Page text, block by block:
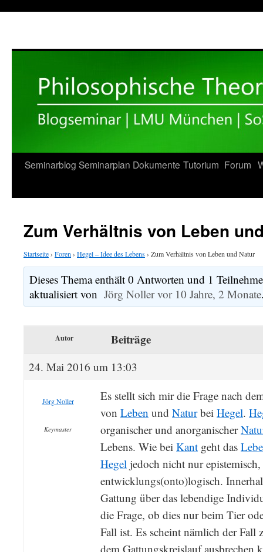
Zum
Seminarblog Seminarplan Dokumente Tutorium Forum
Zum Verhältnis von Leben
Startseite› Foren › Hegel – Idee des Lebens› Zum Verhältnis von Leben und Natur
Dieses Thema enthält 0 Antworten und 1
aktualisiert von Jörg Noller vor 10 Jahre, 2 Monate
Autor Beiträge
24. Mai 2016 um 13:03
Jörg Noller
Keymaster
Es stellt sich mir die Frage nach
von Leben und Naturbei Hegel.
organischer und anorganischer
Lebens. Wie bei Kantgeht das
Hegel jedoch nicht nur
entwicklungs(onto)logisch.
Gattung über das lebendige
die Frage, ob dies nur beim Tier
Fall ist. Es scheint nämlich der Fall
dem Gattungskreislauf ausbrechen